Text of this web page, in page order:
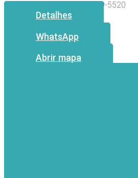
(15) 3211-3466 | (15) 99189-5520
Detalhes
WhatsApp
Abrir mapa